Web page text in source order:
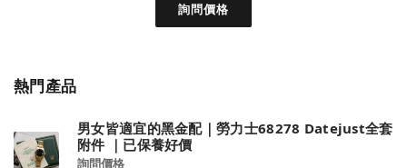
詢問價格
熱門產品
男女皆適宜的黑金配｜勞力士68278 Datejust全套
附件 ｜已保養好價
詢問價格